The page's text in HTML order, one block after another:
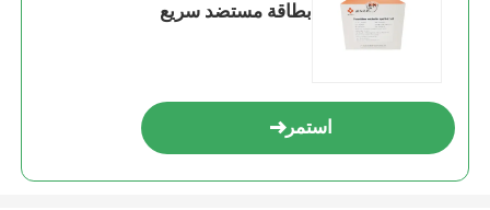
بطاقة مستضد سريع
استمر